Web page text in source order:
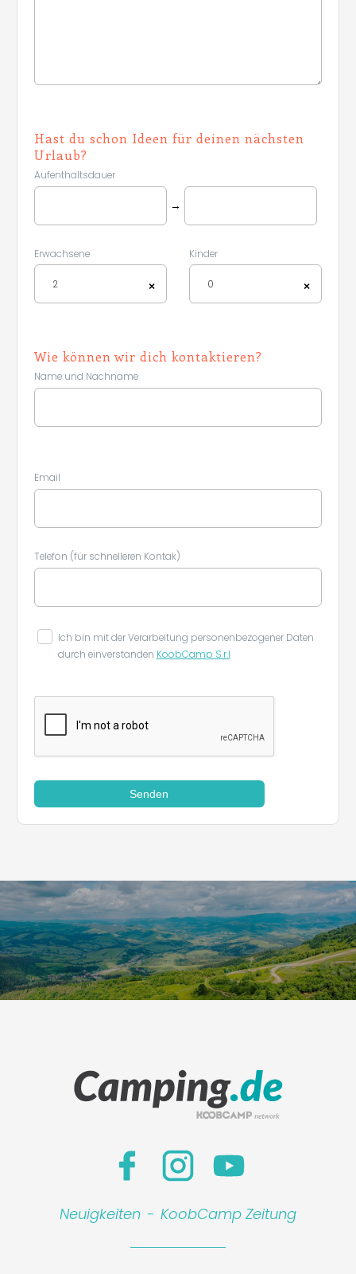
Hast du schon Ideen für deinen nächsten
Urlaub?
Aufenthaltsdauer
→
Erwachsene
×
2
Kinder
×
0
Wie können wir dich kontaktieren?
Name und Nachname
Email
Telefon (für schnelleren Kontak)
Ich bin mit der Verarbeitung personenbezogener Daten
durch einverstanden KoobCamp S.r.l
Senden
Neuigkeiten - KoobCamp Zeitung